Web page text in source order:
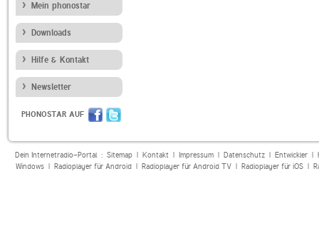
Mein phonostar
Downloads
Hilfe & Kontakt
Newsletter
PHONOSTAR AUF
Dein Internetradio-Portal : Sitemap| Kontakt| Impressum| Datenschutz| Entwickler|
Windows| Radioplayer für Android| Radioplayer für Android TV| Radioplayer für iOS|